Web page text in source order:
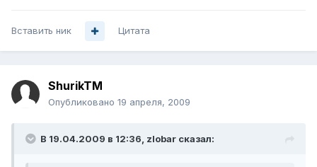
Вставить ник Цитата
ShurikTM
Опубликовано 19 апреля, 2009
В 19.04.2009 в 12:36, zlobar сказал: